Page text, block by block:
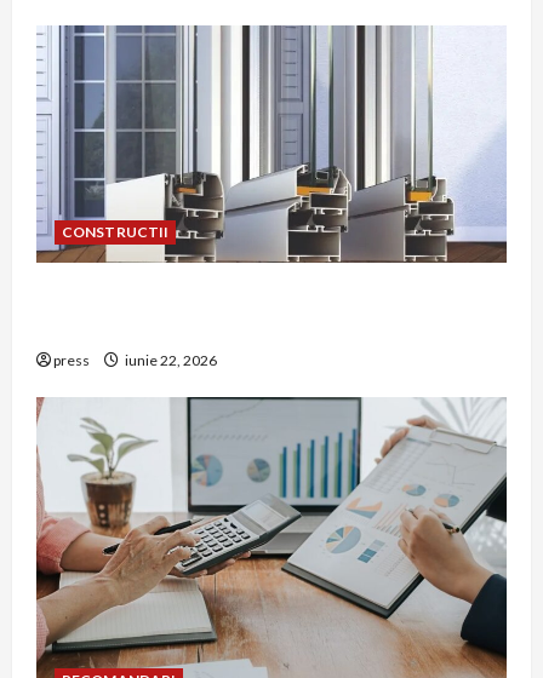
CONSTRUCTII
press iunie 22, 2026